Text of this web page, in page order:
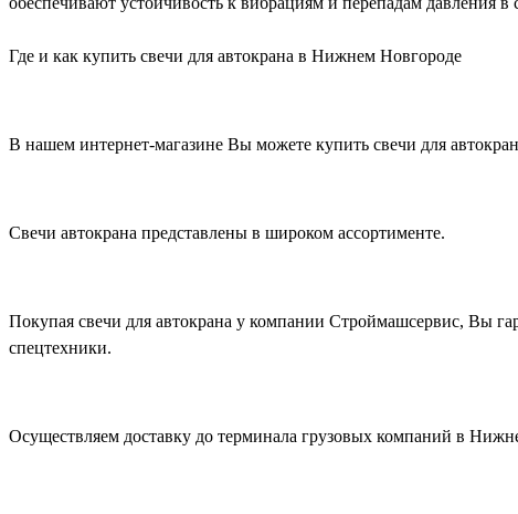
Где и как купить свечи для автокрана в Нижнем Новгороде
В нашем интернет-магазине Вы можете купить свечи для
Свечи автокрана представлены в широком ассортименте.
Покупая свечи для автокрана у компании Строймашсервис, Вы
спецтехники.
Осуществляем доставку до терминала грузовых компаний в